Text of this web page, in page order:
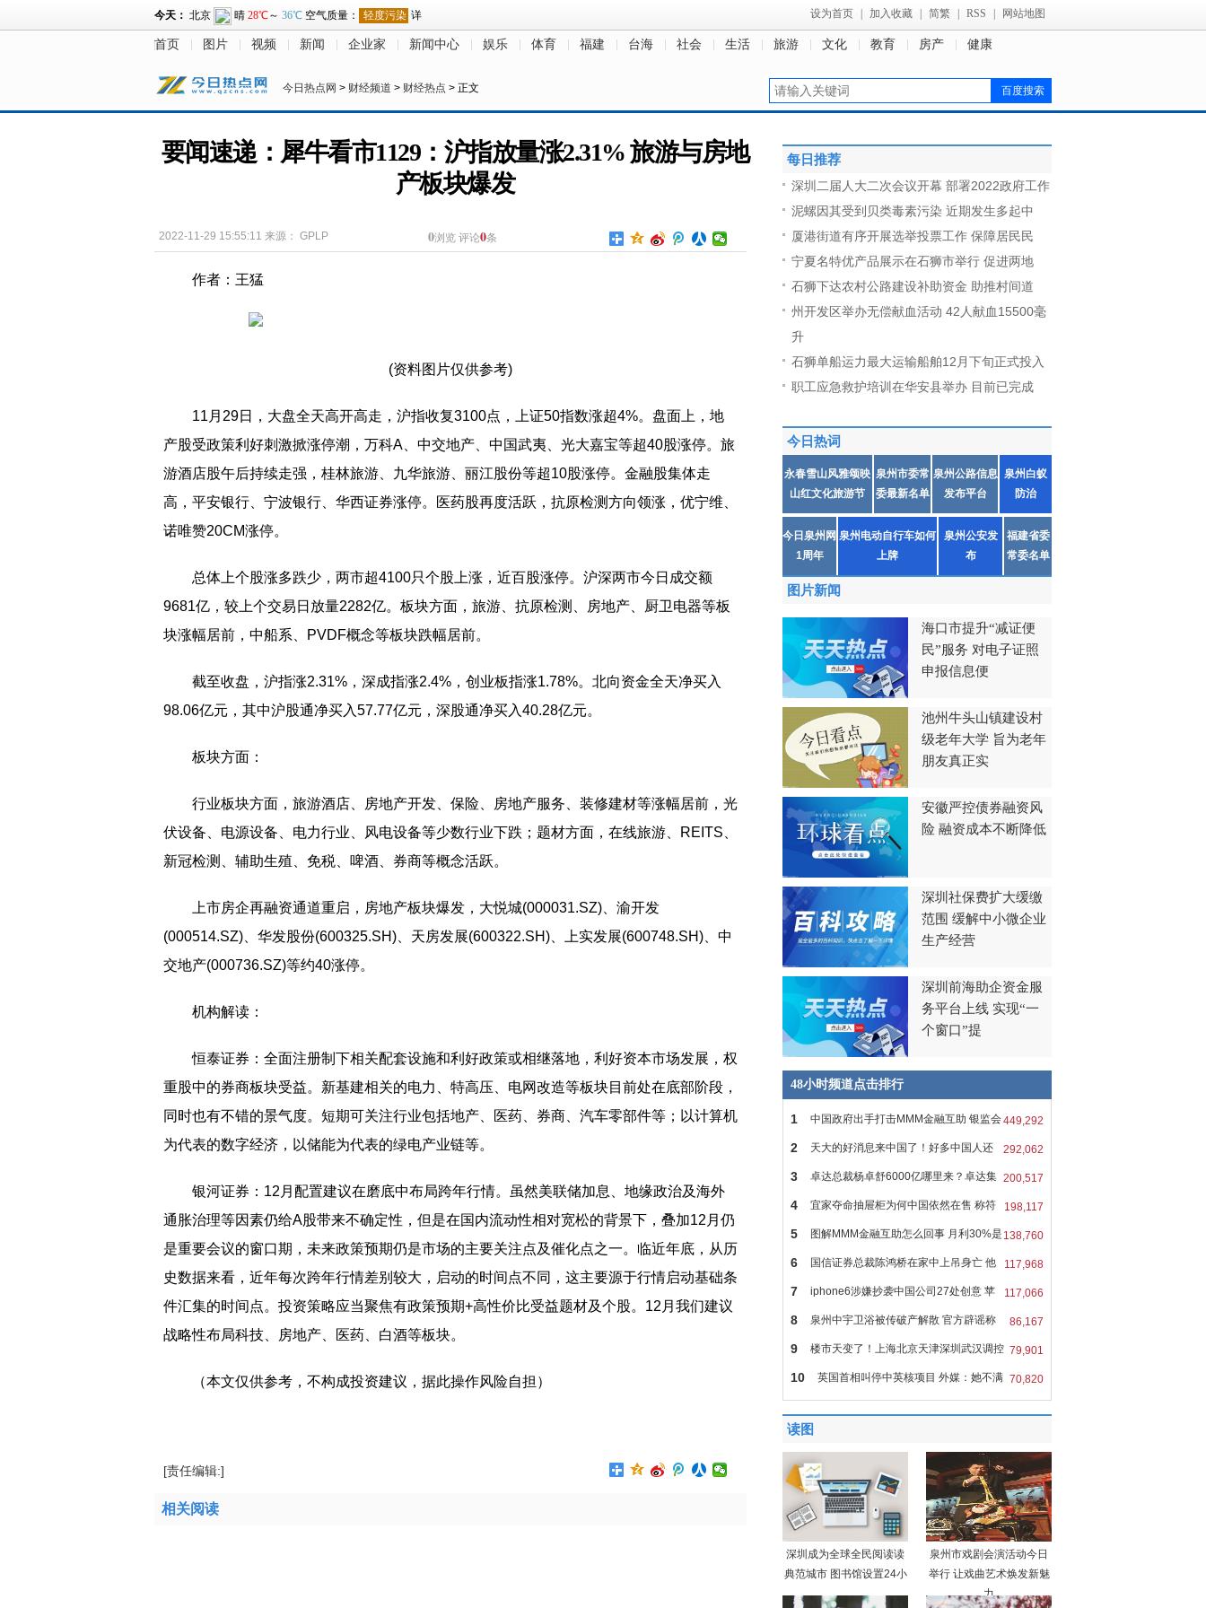
设为首页 加入收藏 简繁 RSS 网站地图
首页 图片 视频 新闻 企业家 新闻中心 娱乐 体育 福建 台海 社会 生活 旅游 文化 教育 房产 健康
今日热点网 > 财经频道 > 财经热点 > 正文
要闻速递：犀牛看市1129：沪指放量涨2.31% 旅游与房地
产板块爆发
2022-11-29 15:55:11 来源： GPLP 0浏览 评论0条
作者：王猛
(资料图片仅供参考)
11月29日，大盘全天高开高走，沪指收复3100点，上证50指数涨超4%。盘面上，地
产股受政策利好刺激掀涨停潮，万科A、中交地产、中国武夷、光大嘉宝等超40股涨停。旅
游酒店股午后持续走强，桂林旅游、九华旅游、丽江股份等超10股涨停。金融股集体走
高，平安银行、宁波银行、华西证券涨停。医药股再度活跃，抗原检测方向领涨，优宁维、
诺唯赞20CM涨停。
总体上个股涨多跌少，两市超4100只个股上涨，近百股涨停。沪深两市今日成交额
9681亿，较上个交易日放量2282亿。板块方面，旅游、抗原检测、房地产、厨卫电器等板
块涨幅居前，中船系、PVDF概念等板块跌幅居前。
截至收盘，沪指涨2.31%，深成指涨2.4%，创业板指涨1.78%。北向资金全天净买入
98.06亿元，其中沪股通净买入57.77亿元，深股通净买入40.28亿元。
板块方面：
行业板块方面，旅游酒店、房地产开发、保险、房地产服务、装修建材等涨幅居前，光
伏设备、电源设备、电力行业、风电设备等少数行业下跌；题材方面，在线旅游、REITS、
新冠检测、辅助生殖、免税、啤酒、券商等概念活跃。
上市房企再融资通道重启，房地产板块爆发，大悦城(000031.SZ)、渝开发
(000514.SZ)、华发股份(600325.SH)、天房发展(600322.SH)、上实发展(600748.SH)、中
交地产(000736.SZ)等约40涨停。
机构解读：
恒泰证券：全面注册制下相关配套设施和利好政策或相继落地，利好资本市场发展，权
重股中的券商板块受益。新基建相关的电力、特高压、电网改造等板块目前处在底部阶段，
同时也有不错的景气度。短期可关注行业包括地产、医药、券商、汽车零部件等；以计算机
为代表的数字经济，以储能为代表的绿电产业链等。
银河证券：12月配置建议在磨底中布局跨年行情。虽然美联储加息、地缘政治及海外
通胀治理等因素仍给A股带来不确定性，但是在国内流动性相对宽松的背景下，叠加12月仍
是重要会议的窗口期，未来政策预期仍是市场的主要关注点及催化点之一。临近年底，从历
史数据来看，近年每次跨年行情差别较大，启动的时间点不同，这主要源于行情启动基础条
件汇集的时间点。投资策略应当聚焦有政策预期+高性价比受益题材及个股。12月我们建议
战略性布局科技、房地产、医药、白酒等板块。
（本文仅供参考，不构成投资建议，据此操作风险自担）
[责任编辑:]
相关阅读
每日推荐
深圳二届人大二次会议开幕 部署2022政府工作
泥螺因其受到贝类毒素污染 近期发生多起中
厦港街道有序开展选举投票工作 保障居民民
宁夏名特优产品展示在石狮市举行 促进两地
石狮下达农村公路建设补助资金 助推村间道
州开发区举办无偿献血活动 42人献血15500毫
升
石狮单船运力最大运输船舶12月下旬正式投入
职工应急救护培训在华安县举办 目前已完成
今日热词
永春雪山风雅颂映
山红文化旅游节
泉州市委常
委最新名单
泉州公路信息
发布平台
泉州白蚁
防治
今日泉州网
1周年
泉州电动自行车如何
上牌
泉州公安发
布
福建省委
常委名单
图片新闻
海口市提升“减证便
民”服务 对电子证照
申报信息便
池州牛头山镇建设村
级老年大学 旨为老年
朋友真正实
安徽严控债券融资风
险 融资成本不断降低
深圳社保费扩大缓缴
范围 缓解中小微企业
生产经营
深圳前海助企资金服
务平台上线 实现“一
个窗口”提
48小时频道点击排行
449,292
1 中国政府出手打击MMM金融互助 银监会
警 292,062
2 天大的好消息来中国了！好多中国人还
没 200,517
3 卓达总裁杨卓舒6000亿哪里来？卓达集
团 198,117
4 宜家夺命抽屉柜为何中国依然在售 称符
138,760
5 图解MMM金融互助怎么回事 月利30%是
骗 117,968
6 国信证券总裁陈鸿桥在家中上吊身亡 他
117,066
7 iphone6涉嫌抄袭中国公司27处创意 苹
果 86,167
8 泉州中宇卫浴被传破产解散 官方辟谣称
79,901
9 楼市天变了！上海北京天津深圳武汉调控
70,820
10 英国首相叫停中英核项目 外媒：她不满
读图
深圳成为全球全民阅读读
典范城市 图书馆设置24小
泉州市戏剧会演活动今日
举行 让戏曲艺术焕发新魅
力